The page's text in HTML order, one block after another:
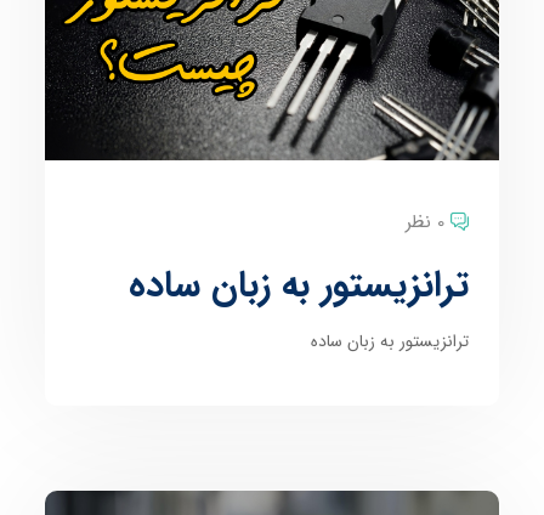
0 نظر
ترانزیستور به زبان ساده
ترانزیستور به زبان ساده